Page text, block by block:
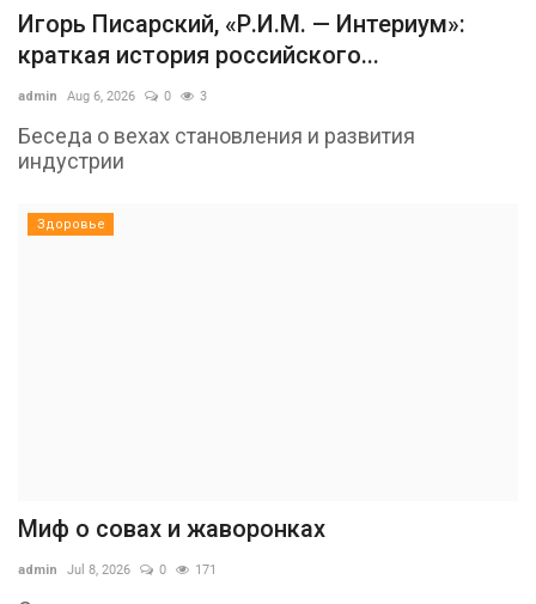
Игорь Писарский, «Р.И.М. — Интериум»:
краткая история российского...
admin Aug 6, 2026 0 3
Беседа о вехах становления и развития
индустрии
Здоровье
Миф о совах и жаворонках
admin Jul 8, 2026 0 171